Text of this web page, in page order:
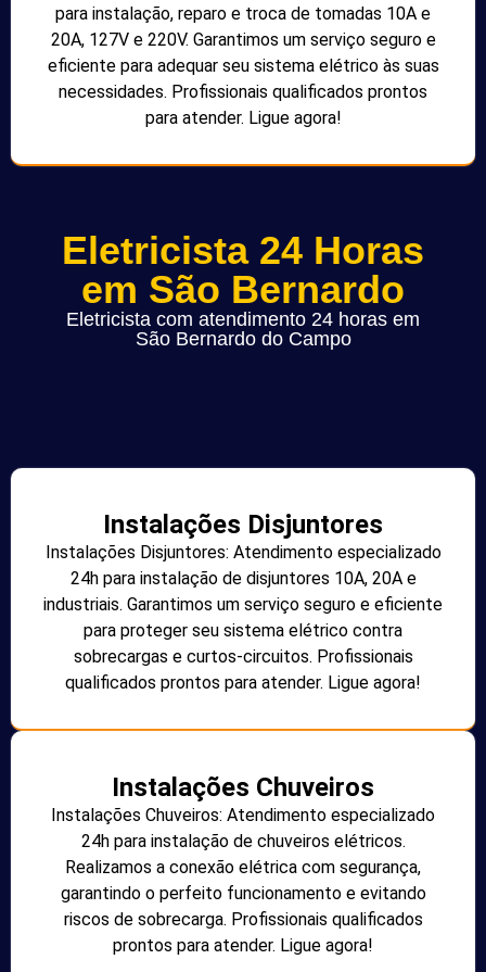
para instalação, reparo e troca de tomadas 10A e
20A, 127V e 220V. Garantimos um serviço seguro e
eficiente para adequar seu sistema elétrico às suas
necessidades. Profissionais qualificados prontos
para atender. Ligue agora!
Eletricista 24 Horas
em São Bernardo
Eletricista com atendimento 24 horas em
São Bernardo do Campo
Instalações Disjuntores
Instalações Disjuntores: Atendimento especializado
24h para instalação de disjuntores 10A, 20A e
industriais. Garantimos um serviço seguro e eficiente
para proteger seu sistema elétrico contra
sobrecargas e curtos-circuitos. Profissionais
qualificados prontos para atender. Ligue agora!
Instalações Chuveiros
Instalações Chuveiros: Atendimento especializado
24h para instalação de chuveiros elétricos.
Realizamos a conexão elétrica com segurança,
garantindo o perfeito funcionamento e evitando
riscos de sobrecarga. Profissionais qualificados
prontos para atender. Ligue agora!